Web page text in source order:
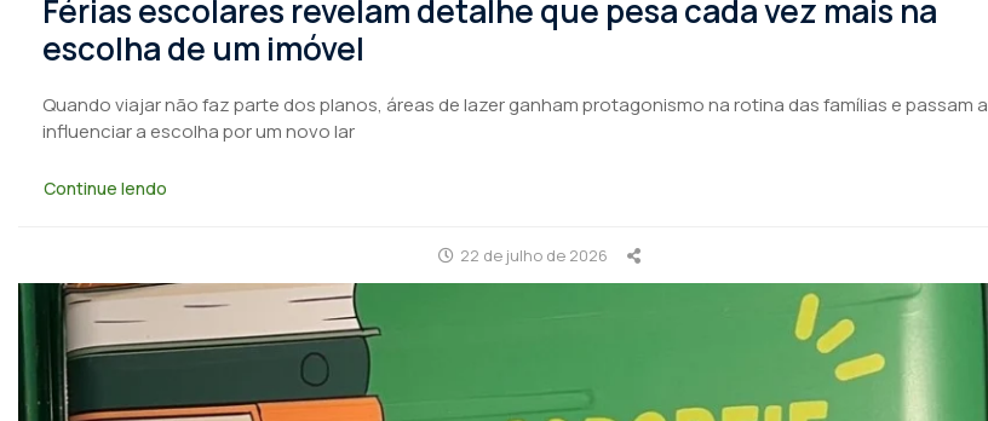
Férias escolares revelam detalhe que pesa cada vez mais na
escolha de um imóvel
Quando viajar não faz parte dos planos, áreas de lazer ganham protagonismo na rotina das famílias e passam a
influenciar a escolha por um novo lar
Continue lendo
22 de julho de 2026